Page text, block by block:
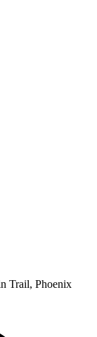
Trail, Phoenix